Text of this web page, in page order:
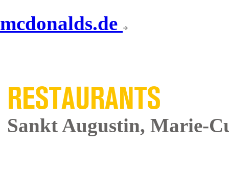
mcdonalds.de
RESTAURANTS
Sankt Augustin, Marie-